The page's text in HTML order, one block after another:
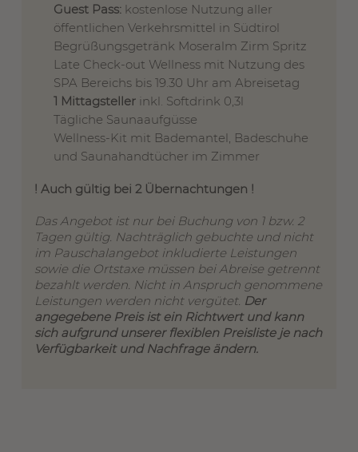
Guest Pass: kostenlose Nutzung aller
öffentlichen Verkehrsmittel in Südtirol
Begrüßungsgetränk Moseralm Zirm Spritz
Late Check-out Wellness mit Nutzung des
SPA Bereichs bis 19.30 Uhr am Abreisetag
1 Mittagsteller inkl. Softdrink 0,3l
Tägliche Saunaaufgüsse
Wellness-Kit mit Bademantel, Badeschuhe
und Saunahandtücher im Zimmer
! Auch gültig bei 2 Übernachtungen !
Das Angebot ist nur bei Buchung von 1 bzw. 2
Tagen gültig. Nachträglich gebuchte und nicht
im Pauschalangebot inkludierte Leistungen
sowie die Ortstaxe müssen bei Abreise getrennt
bezahlt werden. Nicht in Anspruch genommene
Leistungen werden nicht vergütet. Der
angegebene Preis ist ein Richtwert und kann
sich aufgrund unserer flexiblen Preisliste je nach
Verfügbarkeit und Nachfrage ändern.